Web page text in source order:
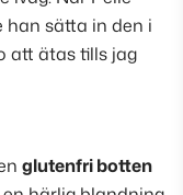
han sätta in den i
att ätas tills jag
glutenfri botten